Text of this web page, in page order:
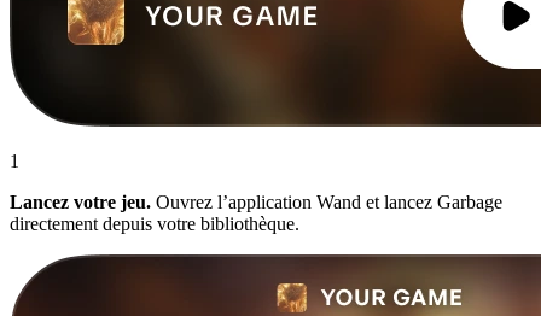
1
Lancez votre jeu. Ouvrez l’application Wand et lancez Garbage
directement depuis votre bibliothèque.